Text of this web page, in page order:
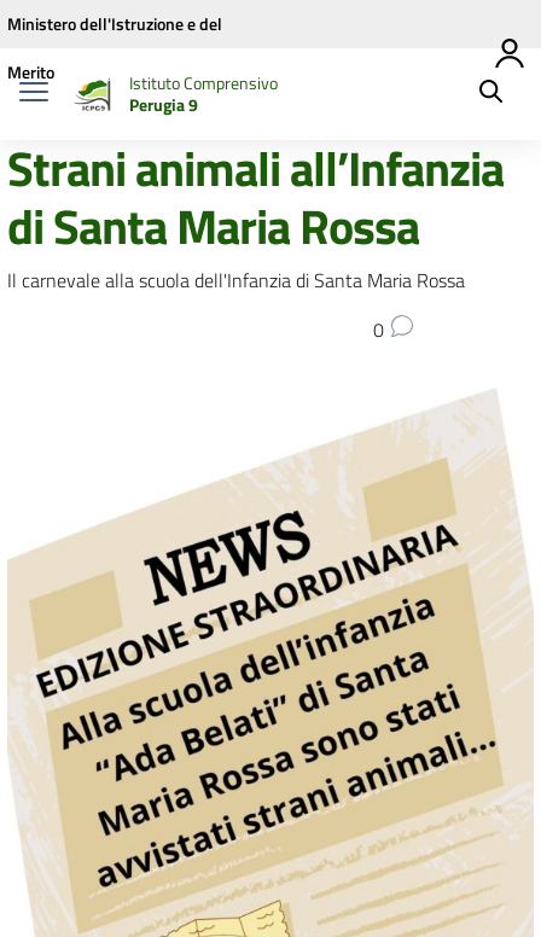
Vai ai contenuti
Vai al menu di navigazione
Vai al footer
Ministero dell'Istruzione e del
Merito
Istituto Comprensivo
Perugia 9
Strani animali all’Infanzia
di Santa Maria Rossa
Il carnevale alla scuola dell'Infanzia di Santa Maria Rossa
0